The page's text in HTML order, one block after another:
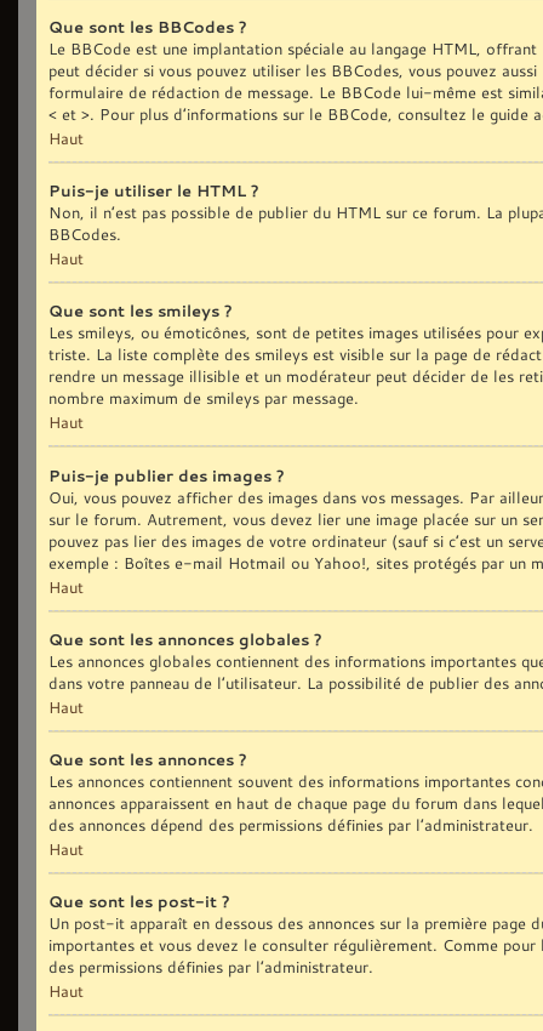
Que sont les BBCodes ?
Le BBCode est une implantation spéciale au langage HTML,
peut décider si vous pouvez utiliser les BBCodes, vous pouvez
formulaire de rédaction de message. Le BBCode lui-même est
< et >. Pour plus d’informations sur le BBCode, consultez le guide
Haut
Puis-je utiliser le HTML ?
Non, il n’est pas possible de publier du HTML sur ce forum. La
BBCodes.
Haut
Que sont les smileys ?
Les smileys, ou émoticônes, sont de petites images utilisées pour
triste. La liste complète des smileys est visible sur la page de
rendre un message illisible et un modérateur peut décider de les
nombre maximum de smileys par message.
Haut
Puis-je publier des images ?
Oui, vous pouvez afficher des images dans vos messages. Par
sur le forum. Autrement, vous devez lier une image placée sur un
pouvez pas lier des images de votre ordinateur (sauf si c’est un
exemple : Boîtes e-mail Hotmail ou Yahoo!, sites protégés par un
Haut
Que sont les annonces globales ?
Les annonces globales contiennent des informations importantes
dans votre panneau de l’utilisateur. La possibilité de publier des
Haut
Que sont les annonces ?
Les annonces contiennent souvent des informations importantes
annonces apparaissent en haut de chaque page du forum dans
des annonces dépend des permissions définies par l’administrateur.
Haut
Que sont les post-it ?
Un post-it apparaît en dessous des annonces sur la première
importantes et vous devez le consulter régulièrement. Comme
des permissions définies par l’administrateur.
Haut